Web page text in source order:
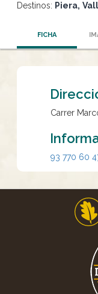
Destinos: Piera
FICHA
Carrer
93 770 60